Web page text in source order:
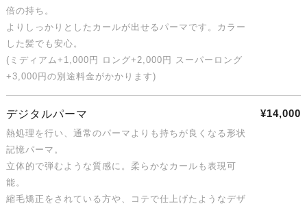
倍の持ち。
よりしっかりとしたカールが出せるパーマです。カラー
した髪でも安心。
(ミディアム+1,000円 ロング+2,000円 スーパーロング
+3,000円の別途料金がかかります)
デジタルパーマ
熱処理を行い、通常のパーマよりも持ちが良くなる形状
記憶パーマ。
立体的で弾むような質感に。柔らかなカールも表現可
能。
縮毛矯正をされている方や、コテで仕上げたようなデザ
¥14,000